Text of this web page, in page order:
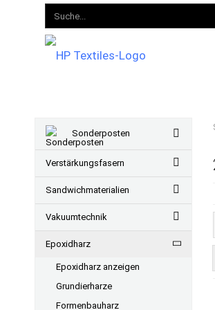
Sonderposten
Verstärkungsfasern
Sandwichmaterialien
Vakuumtechnik
Epoxidharz
Epoxidharz anzeigen
Grundierharze
Formenbauharz